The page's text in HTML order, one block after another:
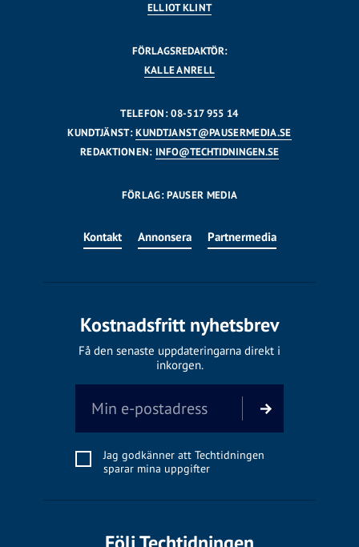
ELLIOT KLINT
FÖRLAGSREDAKTÖR:
KALLE ANRELL
TELEFON: 08-517 955 14
KUNDTJÄNST:KUNDTJANST@PAUSERMEDIA.SE
REDAKTIONEN: INFO@TECHTIDNINGEN.SE
FÖRLAG: PAUSER MEDIA
Kontakt Annonsera Partnermedia
Kostnadsfritt nyhetsbrev
Få den senaste uppdateringarna direkt i
inkorgen.
Jag godkänner att Techtidningen
sparar mina uppgifter